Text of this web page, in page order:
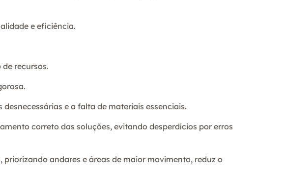
e eficiência.
recursos.
e a falta de materiais essenciais.
correto das soluções, evitando desperdícios por erros
andares e áreas de maior movimento, reduz o